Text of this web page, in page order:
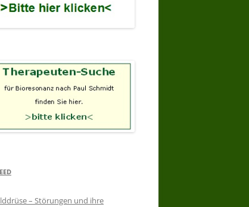
– Störungen und ihre